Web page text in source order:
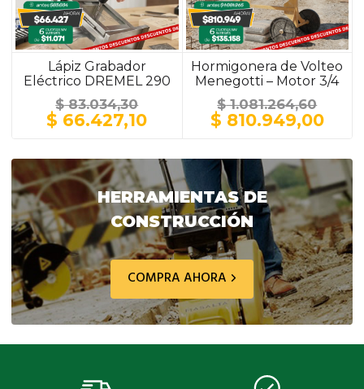
Lápiz Grabador
Eléctrico DREMEL 290
$83.034,30
El
precio
era:
$ 83.034,30.
$ 66.427,10El
es:
$ 66.427,10.
Hormigonera de Volteo
Menegotti – Motor 3/4
HP / 150 Litros / Ruedas
Macizas Plásticas
$1.081.264,60
El
precio
era:
$ 1.081.264,60.
$ 810.949,00El
es:
$
HERRAMIENTAS DE
CONSTRUCCIÓN
COMPRA AHORA